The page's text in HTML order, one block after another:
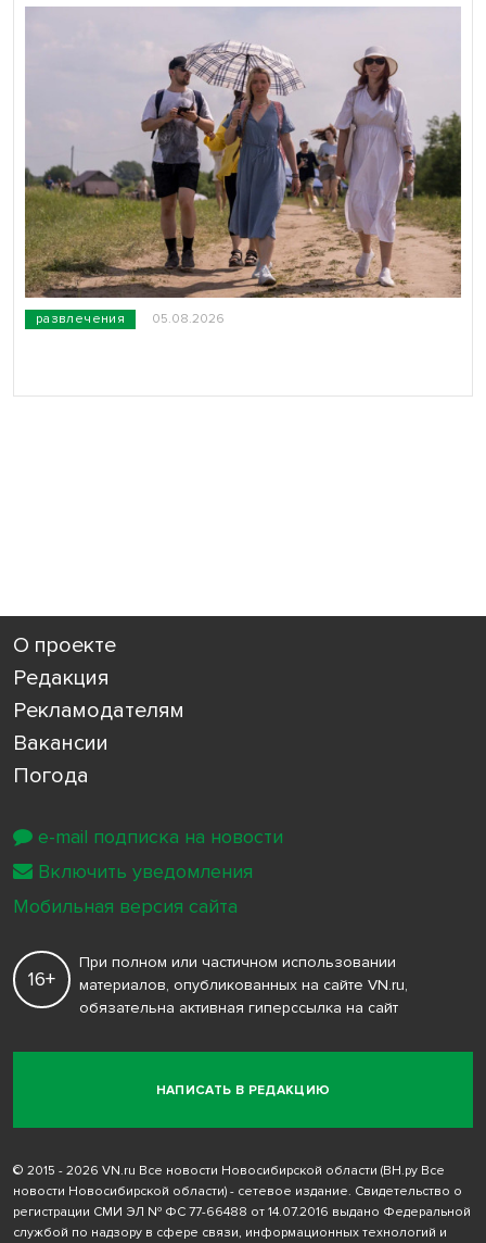
развлечения 05.08.2026
О проекте
Редакция
Рекламодателям
Вакансии
Погода
НАПИСАТЬ В РЕДАКЦИЮ
16+
При полном или частичном использовании
материалов, опубликованных на сайте VN.ru,
обязательна активная гиперссылка на сайт
© 2015 - 2026 VN.ru Все новости Новосибирской области (ВН.ру Все
новости Новосибирской области) - сетевое издание. Свидетельство о
регистрации СМИ ЭЛ № ФС 77-66488 от 14.07.2016 выдано Федеральной
службой по надзору в сфере связи, информационных технологий и
e-mail подписка на новости
Включить уведомления
Мобильная версия сайта